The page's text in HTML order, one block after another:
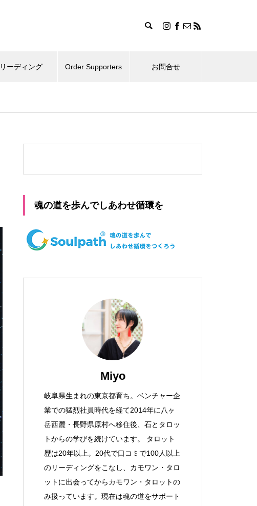
リーディング Order Supporters お問合せ
魂の道を歩んでしあわせ循環を
Miyo
岐阜県生まれの東京都育ち。ベンチャー企
業での猛烈社員時代を経て2014年に八ヶ
岳西麓・長野県原村へ移住後、石とタロッ
トからの学びを続けています。 タロット
歴は20年以上。20代で口コミで100人以上
のリーディングをこなし、カモワン・タロ
ットに出会ってからカモワン・タロットの
み扱っています。現在は魂の道をサポート